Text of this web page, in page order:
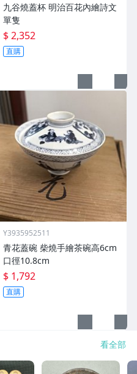
九谷燒蓋杯 明治百花內繪詩文
單隻
$ 2,352
直購
Y3935952511
青花蓋碗 柴燒手繪茶碗高6cm
口徑10.8cm
$ 1,792
直購
看全部